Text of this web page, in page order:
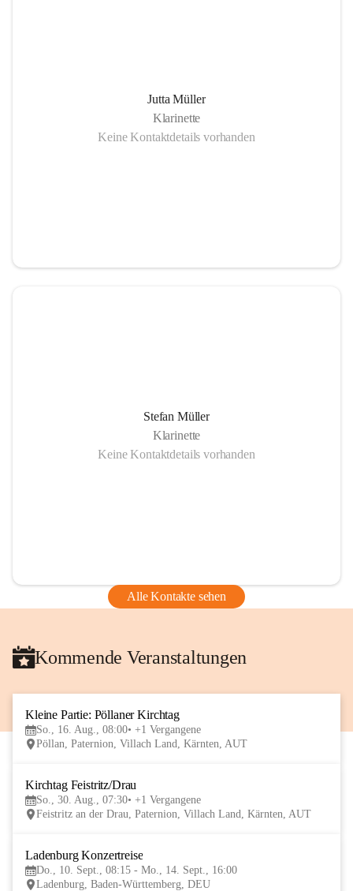
Jutta Müller
Klarinette
Keine Kontaktdetails vorhanden
Stefan Müller
Klarinette
Keine Kontaktdetails vorhanden
Alle Kontakte sehen
Kommende Veranstaltungen
Kleine Partie: Pöllaner Kirchtag
So., 16. Aug., 08:00 +1 Vergangene
Pöllan, Paternion, Villach Land, Kärnten, AUT
Kirchtag Feistritz/Drau
So., 30. Aug., 07:30 +1 Vergangene
Feistritz an der Drau, Paternion, Villach Land, Kärnten, AUT
Ladenburg Konzertreise
Do., 10. Sept., 08:15 - Mo., 14. Sept., 16:00
Ladenburg, Baden-Württemberg, DEU